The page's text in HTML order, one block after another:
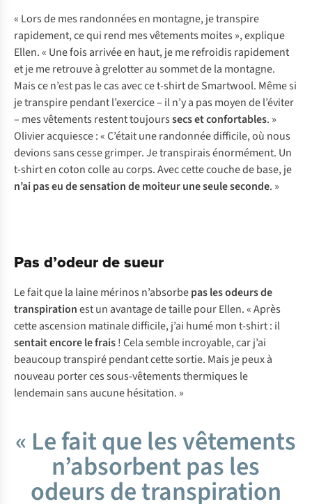
« Lors de mes randonnées en montagne, je transpire
rapidement, ce qui rend mes vêtements moites », explique
Ellen. « Une fois arrivée en haut, je me refroidis rapidement
et je me retrouve à grelotter au sommet de la montagne.
Mais ce n’est pas le cas avec ce t-shirt de Smartwool. Même si
je transpire pendant l’exercice – il n’y a pas moyen de l’éviter
– mes vêtements restent toujourssecs et confortables. »
Olivier acquiesce : « C’était une randonnée difficile, où nous
devions sans cesse grimper. Je transpirais énormément. Un
t-shirt en coton colle au corps. Avec cette couche de base, je
n’ai pas eu de sensation de moiteur une seule seconde. »
Pas d’odeur de sueur
Le fait que la laine mérinos n’absorbepas les odeurs de
transpirationest un avantage de taille pour Ellen. « Après
cette ascension matinale difficile, j’ai humé mon t-shirt : il
sentait encore le frais! Cela semble incroyable, car j’ai
beaucoup transpiré pendant cette sortie. Mais je peux à
nouveau porter ces sous-vêtements thermiques le
lendemain sans aucune hésitation. »
« Le fait que les vêtements
n’absorbent pas les
odeurs de transpiration